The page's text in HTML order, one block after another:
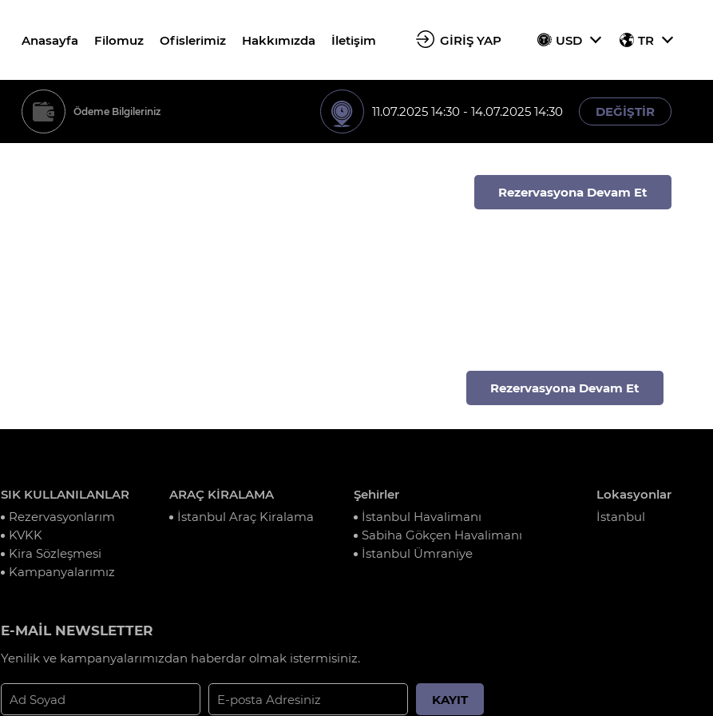
Anasayfa Filomuz Ofislerimiz Hakkımızda İletişim GİRİŞ YAP USD TR
Ödeme Bilgileriniz 11.07.2025 14:30 - 14.07.2025 14:30 DEĞİŞTİR
Rezervasyona Devam Et
Rezervasyona Devam Et
SIK KULLANILANLAR
Rezervasyonlarım
KVKK
Kira Sözleşmesi
Kampanyalarımız
ARAÇ KİRALAMA
İstanbul Araç Kiralama
Şehirler
İstanbul Havalimanı
Sabiha Gökçen Havalimanı
İstanbul Ümraniye
Lokasyonlar
İstanbul
E-MAİL NEWSLETTER
Yenilik ve kampanyalarımızdan haberdar olmak istermisiniz.
KAYIT